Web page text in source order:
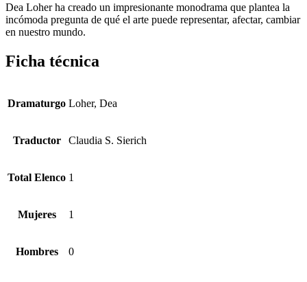
Dea Loher ha creado un impresionante monodrama que plantea la
incómoda pregunta de qué el arte puede representar, afectar, cambiar
en nuestro mundo.
Ficha técnica
Dramaturgo Loher, Dea
Traductor Claudia S. Sierich
Total Elenco 1
Mujeres 1
Hombres 0